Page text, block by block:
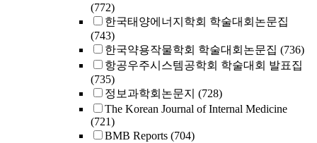
(772)
한국태양에너지학회 학술대회논문집
(743)
한국약용작물학회 학술대회논문집 (736)
항공우주시스템공학회 학술대회 발표집
(735)
정보과학회논문지 (728)
The Korean Journal of Internal Medicine
(721)
BMB Reports (704)